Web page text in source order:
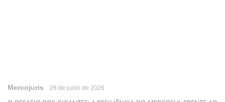
Mercojuris 28 de junio de 2026